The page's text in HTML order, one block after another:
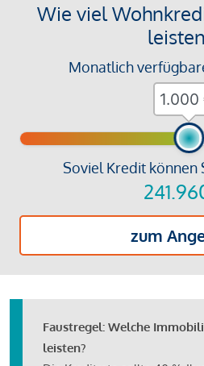
Wie viel
Monatlich
Soviel Kredit können
zum
Faustregel: Welche
leisten?